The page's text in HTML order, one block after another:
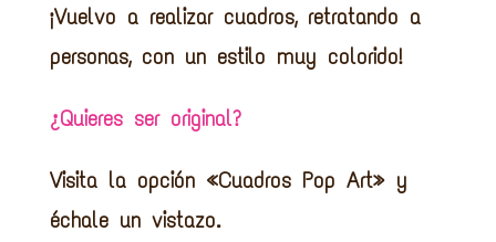
¡Vuelvo a realizar cuadros, retratando a
personas, con un estilo muy colorido!
¿Quieres ser original?
Visita la opción «Cuadros Pop Art» y
échale un vistazo.